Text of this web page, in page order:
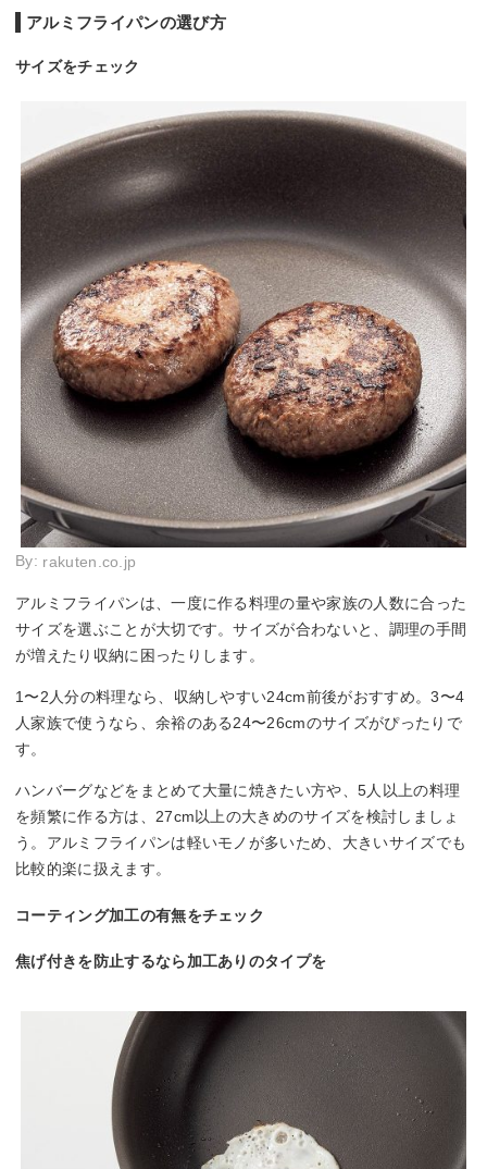
アルミフライパンの選び方
サイズをチェック
By: rakuten.co.jp
アルミフライパンは、一度に作る料理の量や家族の人数に合った
サイズを選ぶことが大切です。サイズが合わないと、調理の手間
が増えたり収納に困ったりします。
1〜2人分の料理なら、収納しやすい24cm前後がおすすめ。3〜4
人家族で使うなら、余裕のある24〜26cmのサイズがぴったりで
す。
ハンバーグなどをまとめて大量に焼きたい方や、5人以上の料理
を頻繁に作る方は、27cm以上の大きめのサイズを検討しましょ
う。アルミフライパンは軽いモノが多いため、大きいサイズでも
比較的楽に扱えます。
コーティング加工の有無をチェック
焦げ付きを防止するなら加工ありのタイプを